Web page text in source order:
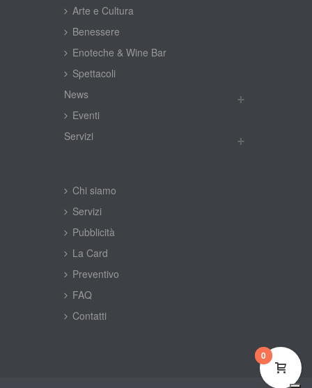
Arte e Cultura
Benessere
Enoteche & Wine Bar
Spettacoli
New
Eventi
Servizi
Chi siamo
Servizi
Pubblicità
La Card
Preventivo
FAQ
Contatti
0